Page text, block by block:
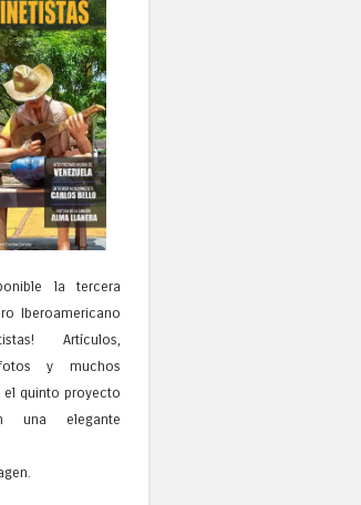
la tercera
Iberoamericano
Artículos,
y muchos
el quinto proyecto
una elegante